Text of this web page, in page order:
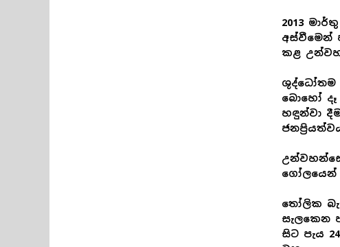
2013
අස්වීමෙන්
කළ
ශුද්ධෝතම
බොහෝ
හඳුන්වා
ගෝලයෙන්
තෝලික
සැලකෙන
සිට පැය